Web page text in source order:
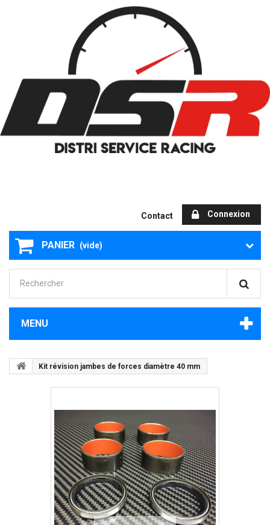
Connexion
Contact
PANIER (vide)
MENU
Kit révision jambes de forces diamètre 40 mm